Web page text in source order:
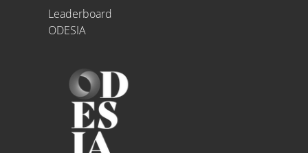
Leaderboard
ODESIA